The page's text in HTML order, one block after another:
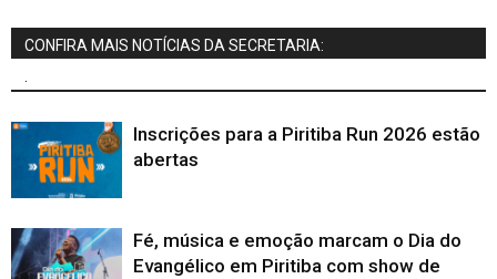
CONFIRA MAIS NOTÍCIAS DA SECRETARIA:
.
Inscrições para a Piritiba Run 2026 estão
abertas
Fé, música e emoção marcam o Dia do
Evangélico em Piritiba com show de